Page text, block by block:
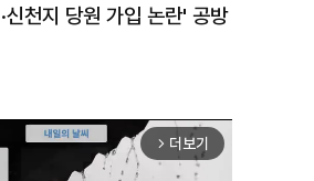
·신천지 당원 가입 논란' 공방
arrow_forward_ios 더보기